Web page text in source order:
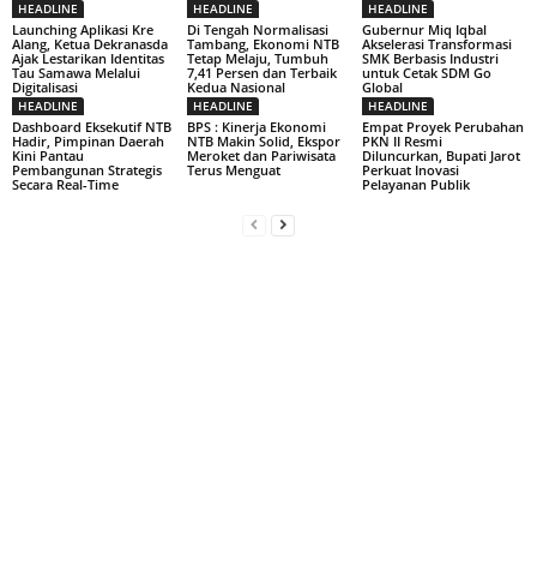
HEADLINE
Launching Aplikasi Kre
Alang, Ketua Dekranasda
Ajak Lestarikan Identitas
Tau Samawa Melalui
Digitalisasi
HEADLINE
Di Tengah Normalisasi
Tambang, Ekonomi NTB
Tetap Melaju, Tumbuh
7,41 Persen dan Terbaik
Kedua Nasional
HEADLINE
Gubernur Miq Iqbal
Akselerasi Transformasi
SMK Berbasis Industri
untuk Cetak SDM Go
Global
HEADLINE
Dashboard Eksekutif NTB
Hadir, Pimpinan Daerah
Kini Pantau
Pembangunan Strategis
Secara Real-Time
HEADLINE
BPS : Kinerja Ekonomi
NTB Makin Solid, Ekspor
Meroket dan Pariwisata
Terus Menguat
HEADLINE
Empat Proyek Perubahan
PKN II Resmi
Diluncurkan, Bupati Jarot
Perkuat Inovasi
Pelayanan Publik